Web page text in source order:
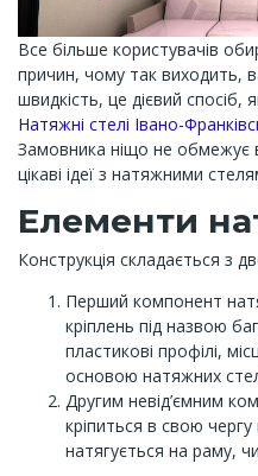
Все більше користувачів
причин, чому так виходить,
швидкість, це дієвий спосіб,
Натяжні стелі Івано-
Замовника ніщо не обмежує
цікаві ідеї з натяжними
Елементи
Конструкція складається з
Перший компонент
кріплень під назвою
пластикові профілі,
основою натяжних
Другим невід’ємним
кріпиться в свою
натягується на раму,